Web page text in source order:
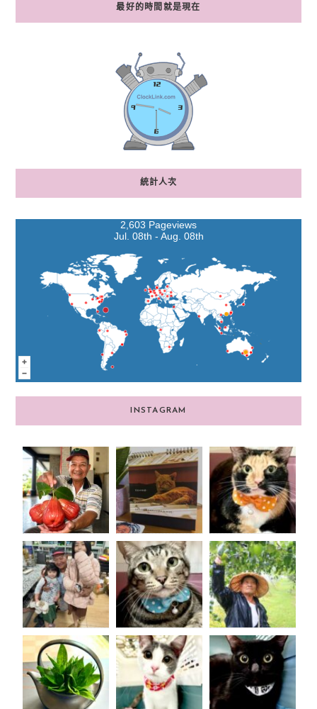
最好的時間就是現在
統計人次
2,603 Pageviews
Jul. 08th - Aug. 08th
INSTAGRAM